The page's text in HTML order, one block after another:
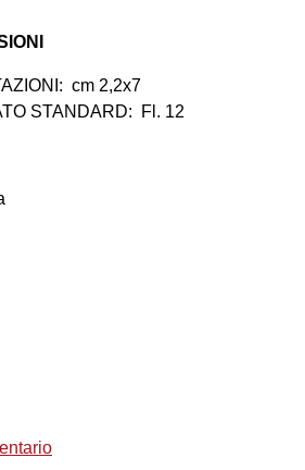
cm 2,2x7
STANDARD:
Fl. 12